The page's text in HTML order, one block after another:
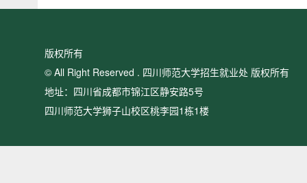
版权所有
© All Right Reserved . 四川师范大学招生就业处 版权所有
地址：四川省成都市锦江区静安路5号
四川师范大学狮子山校区桃李园1栋1楼